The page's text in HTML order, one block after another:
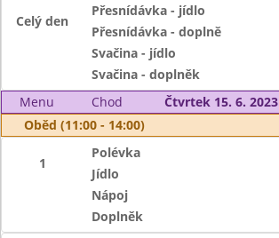
Celý den
Přesnídávka - jídlo
Přesnídávka - doplně
Svačina - jídlo
Svačina - doplněk
Menu
Chod
Čtvrtek 15. 6. 2023
Oběd (11:00 - 14:00)
1
Polévka
Jídlo
Nápoj
Doplněk